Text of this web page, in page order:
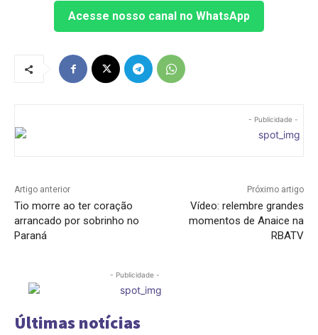
Acesse nosso canal no WhatsApp
- Publicidade -
Artigo anterior
Tio morre ao ter coração
arrancado por sobrinho no
Paraná
Próximo artigo
Vídeo: relembre grandes
momentos de Anaice na
RBATV
- Publicidade -
Últimas notícias